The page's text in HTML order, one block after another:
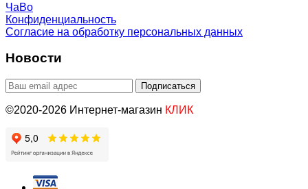
ЧаВо
Конфиденциальность
Согласие на обработку персональных данных
Новости
©2020-2026 Интернет-магазин КЛИК